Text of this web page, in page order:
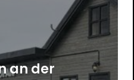
an der